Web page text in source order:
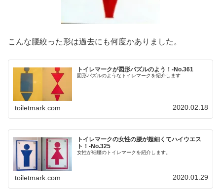
こんな腰絞った形は過去にも何度かありました。
トイレマークが図形パズルのよう！‐No.361
図形パズルのようなトイレマークを紹介します
toiletmark.com 2020.02.18
トイレマークの女性の腰が超細くてハイウエス
ト！‐No.325
女性が細腰のトイレマークを紹介します。
toiletmark.com 2020.01.29